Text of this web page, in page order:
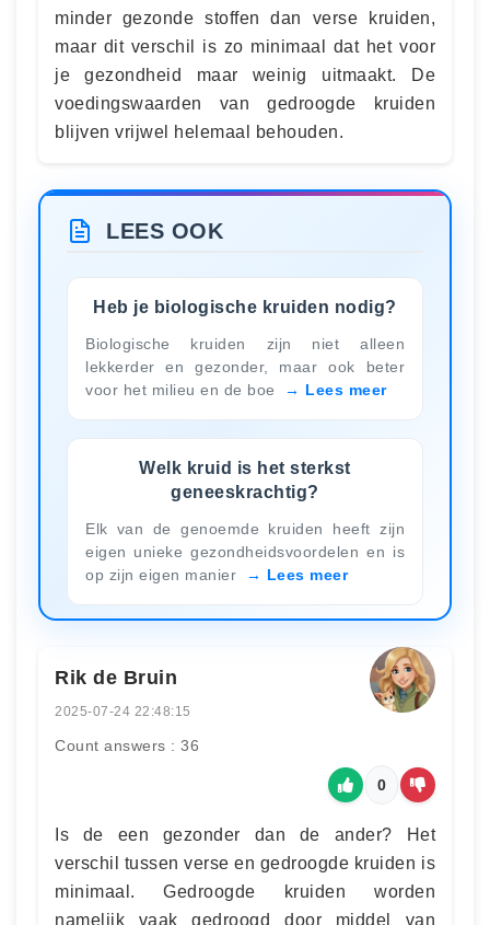
minder gezonde stoffen dan verse kruiden,
maar dit verschil is zo minimaal dat het voor
je gezondheid maar weinig uitmaakt. De
voedingswaarden van gedroogde kruiden
blijven vrijwel helemaal behouden.
LEES OOK
Heb je biologische kruiden nodig?
Biologische kruiden zijn niet alleen
lekkerder en gezonder, maar ook beter
voor het milieu en de boe
Lees meer
Welk kruid is het sterkst
geneeskrachtig?
Elk van de genoemde kruiden heeft zijn
eigen unieke gezondheidsvoordelen en is
op zijn eigen manier
Lees meer
Rik de Bruin
2025-07-24 22:48:15
Count answers : 36
0
Is de een gezonder dan de ander? Het
verschil tussen verse en gedroogde kruiden is
minimaal. Gedroogde kruiden worden
namelijk vaak gedroogd door middel van